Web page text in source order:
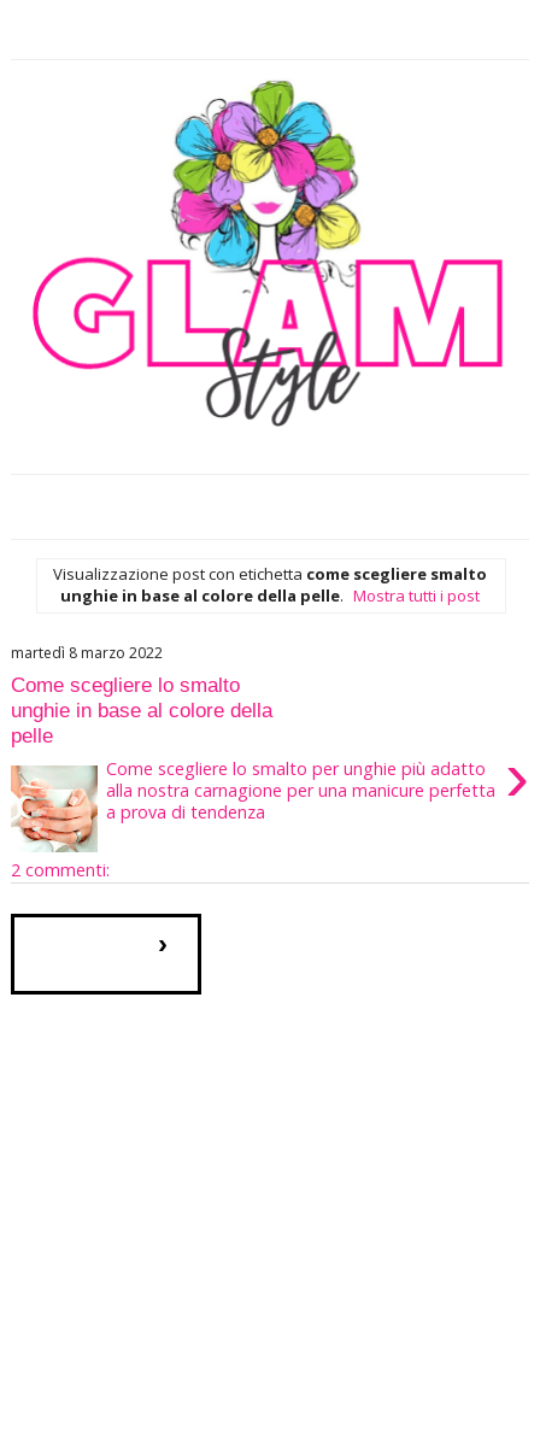
Visualizzazione post con etichetta come scegliere smalto
unghie in base al colore della pelle. Mostra tutti i post
martedì 8 marzo 2022
Come scegliere lo smalto
unghie in base al colore della
pelle
›
Come scegliere lo smalto per unghie più adatto
alla nostra carnagione per una manicure perfetta
a prova di tendenza
2 commenti:
›